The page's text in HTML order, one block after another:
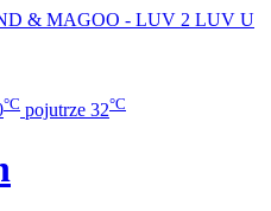
& MAGOO - LUV 2 LUV U
°C pojutrze 32°C